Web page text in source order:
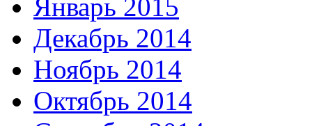
Январь 2015
Декабрь 2014
Ноябрь 2014
Октябрь 2014